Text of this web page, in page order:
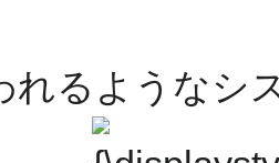
れるようなシ
{\displaystyle
\rho <1\,}